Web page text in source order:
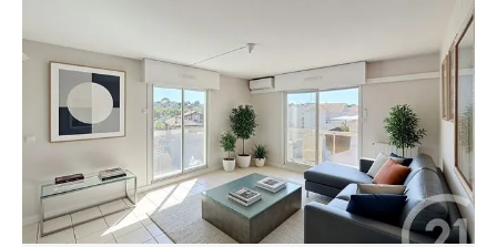
60 m
Ref : 964
Appartement F3 à vendre
527 000 €
Hyper-centre - Appartement T3, dernier étage,
aperçu Bassin, Terrasse, balcon, parking, ascenseur